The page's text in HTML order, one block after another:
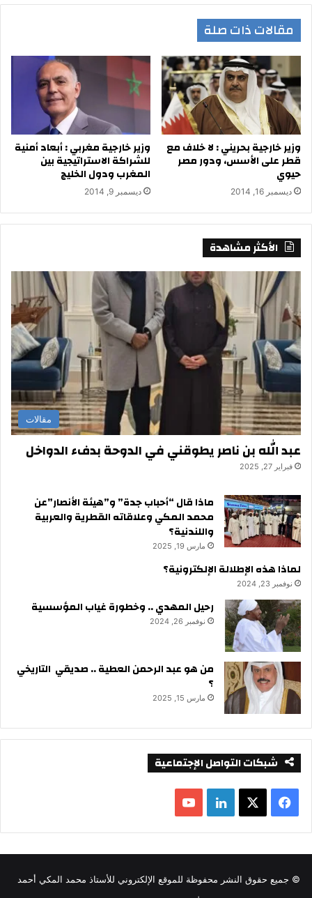
مقالات ذات صلة
وزير خارجية بحريني : لا خلاف مع
قطر على الأسس، ودور مصر
حيوي
ديسمبر 16, 2014
وزير خارجية مغربي : أبعاد أمنية
للشراكة الاستراتيجية بين
المغرب ودول الخليج
ديسمبر 9, 2014
الأكثر مشاهدة
مقالات
عبد الله بن ناصر يطوقني في الدوحة بدفء الدواخل
فبراير 27, 2025
ماذا قال “أحباب جدة” و”هيئة الأنصار”عن
محمد المكي وعلاقاته القطرية والعربية
واللندنية؟
مارس 19, 2025
لماذا هذه الإطلالة الإلكترونية؟
نوفمبر 23, 2024
رحيل المهدي .. وخطورة غياب المؤسسية
نوفمبر 26, 2024
من هو عبد الرحمن العطية .. صديقي التاريخي
؟
مارس 15, 2025
شبكات التواصل الإجتماعية
ي
س
ب
X
ي
ن
ك
Y
o
u
© جميع حقوق النشر محفوظة للموقع الإلكتروني للأستاذ محمد المكي أحمد